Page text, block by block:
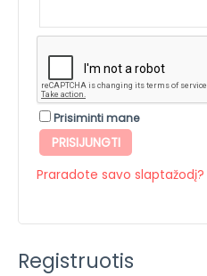
Prisiminti mane
PRISIJUNGTI
Praradote savo slaptažodį?
Registruotis